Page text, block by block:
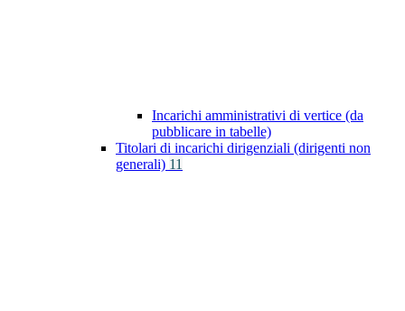
Incarichi amministrativi di vertice (da
pubblicare in tabelle)
Titolari di incarichi dirigenziali (dirigenti non
generali) 11